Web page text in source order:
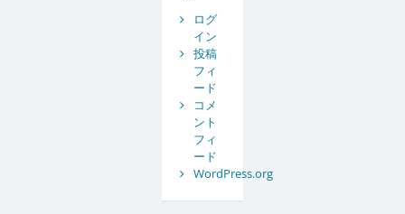
ログ
イン
投稿
フィ
ード
コメ
ント
フィ
ード
WordPress.org